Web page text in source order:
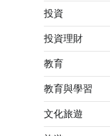
投資
投資理財
教育
教育與學習
文化旅遊